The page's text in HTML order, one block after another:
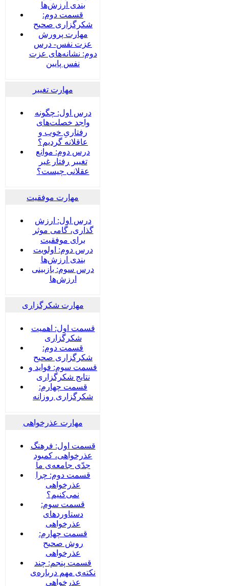
بندی ارزش‌ها
قسمت دوم:
شکرگزاری صحیح
مهارت پرورش
عزت نفس- درس
دوم: نشانه‌های عزت
نفس پایین
مهارت تغییر
درس اول: چگونه
واجد خصلت‌های
رفتاریِ خوب و
عاقلانه گردیم؟
درس دوم: موانع
تغییر رفتار غیر
عقلانی چیست؟
مهارت موفقیت
درس اول: ارزش
گذاری، گامی موثر
برای موفقیت
درس دوم: اولویت
بندی ارزش‌ها
درس سوم: بازبینی
ارزش‌ها
مهارت شکرگزاری
قسمت اول: اهمیت
شکرگزاری
قسمت دوم:
شکرگزاری صحیح
قسمت سوم: فواید و
نتایج شکرگزاری
قسمت چهارم:
شکرگزاری روزانه
مهارت عذرخواهی
قسمت اول: فرهنگ
عذرخواهی، کمبود
جدّی جامعه‌ی ما
قسمت دوم: چرا
عذرخواهی
نمی‌کنیم؟
قسمت سوم:
دستاوردهای
عذرخواهی
قسمت چهارم:
روش صحیح
عذرخواهی
قسمت پنجم: چند
نکته‌ی مهم درباره‌ی
عذرخواهی